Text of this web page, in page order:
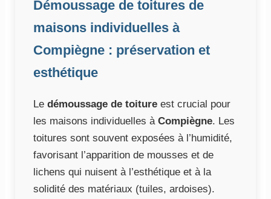
Démoussage de toitures de
maisons individuelles à
Compiègne : préservation et
esthétique
Le démoussage de toitureest crucial pour
les maisons individuelles à Compiègne. Les
toitures sont souvent exposées à l’humidité,
favorisant l’apparition de mousses et de
lichens qui nuisent à l’esthétique et à la
solidité des matériaux (tuiles, ardoises).